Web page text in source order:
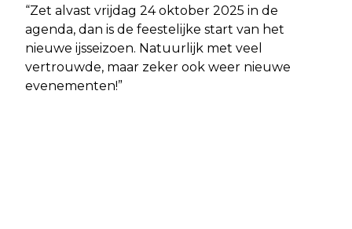
“Zet alvast vrijdag 24 oktober 2025 in de
agenda, dan is de feestelijke start van het
nieuwe ijsseizoen. Natuurlijk met veel
vertrouwde, maar zeker ook weer nieuwe
evenementen!”